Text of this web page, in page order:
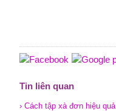
Tin liên quan
› Cách tập xà đơn hiệu quả